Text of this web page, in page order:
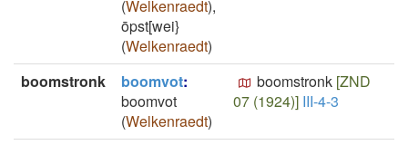
(Welkenraedt),
ōpst[wei}
(Welkenraedt)
boomstronk boomvot:
boomvot
(Welkenraedt)
boomstronk [ZND
07 (1924)] III-4-3